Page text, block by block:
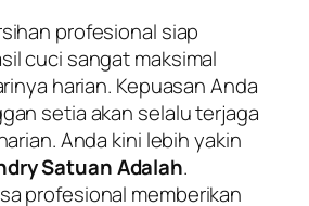
profesional siap
cuci sangat maksimal
harian. Kepuasan Anda
setia akan selalu terjaga
Anda kini lebih yakin
Satuan Adalah.
profesional memberikan